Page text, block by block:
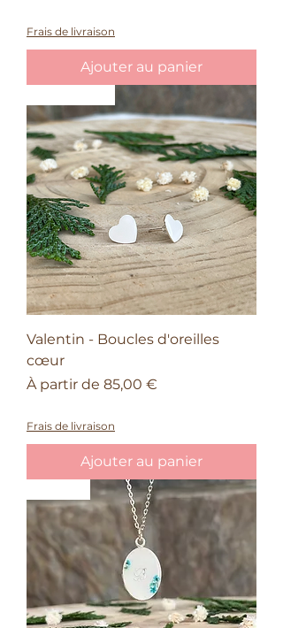
Frais de livraison
Ajouter au panier
Valentin - Boucles d'oreilles
cœur
À partir de 85,00 €
Prix promotionnel
Frais de livraison
Ajouter au panier